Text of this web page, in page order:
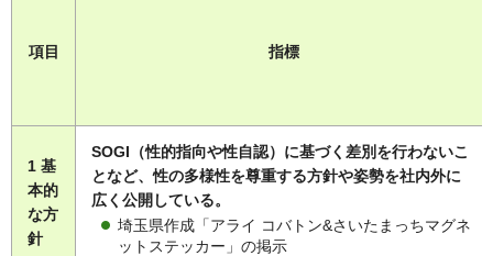
項目 指標
1 基
本的
な方
針
SOGI（性的指向や性自認）に基づく差別を行わないこ
となど、性の多様性を尊重する方針や姿勢を社内外に
広く公開している。
埼玉県作成「アライ コバトン&さいたまっちマグネ
ットステッカー」の掲示